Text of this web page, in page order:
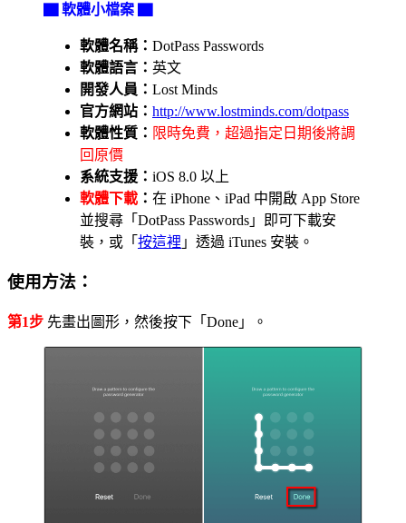
▇ 軟體小檔案 ▇
軟體名稱： DotPass Passwords
軟體語言： 英文
開發人員： Lost Minds
官方網站： http://www.lostminds.com/dotpass
軟體性質： 限時免費，超過指定日期後將調
回原價
系統支援： iOS 8.0 以上
軟體下載 ： 在 iPhone、iPad 中開啟 App Store
並搜尋「DotPass Passwords」即可下載安
裝，或「 按這裡 」透過 iTunes 安裝。
使用方法：
第1步 先畫出圖形，然後按下「Done」。